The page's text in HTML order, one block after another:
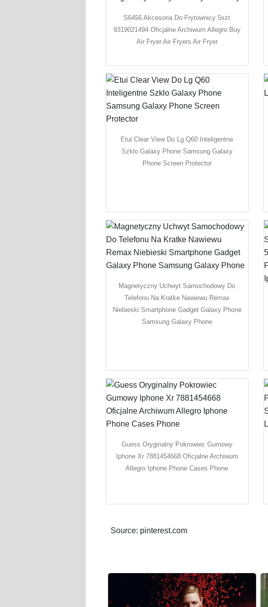
S6456 Akcesoria Do Frytownicy 5szt
9319021494 Oficjalne Archiwum Allegro Buy
Air Fryer Air Fryers Air Fryer
Etui Clear View Do Lg Q60 Inteligentne
Szklo Galaxy Phone Samsung Galaxy
Phone Screen Protector
Magnetyczny Uchwyt Samochodowy Do
Telefonu Na Kratke Nawiewu Remax
Niebieski Smartphone Gadget Galaxy Phone
Samsung Galaxy Phone
Guess Oryginalny Pokrowiec Gumowy
Iphone Xr 7881454668 Oficjalne Archiwum
Allegro Iphone Phone Cases Phone
Source: pinterest.com